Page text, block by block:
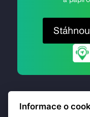
Informace o